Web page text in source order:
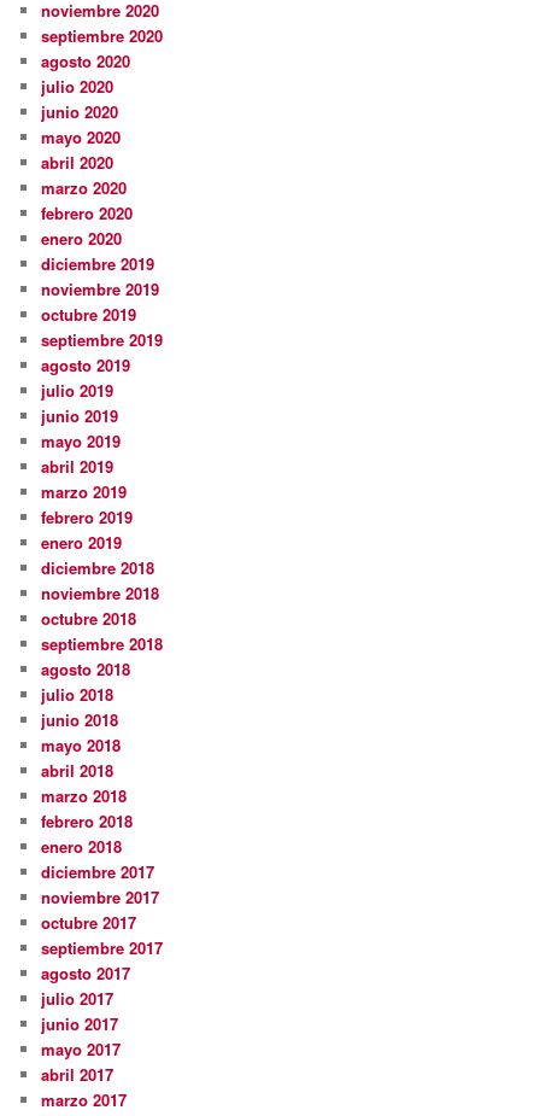
noviembre 2020
septiembre 2020
agosto 2020
julio 2020
junio 2020
mayo 2020
abril 2020
marzo 2020
febrero 2020
enero 2020
diciembre 2019
noviembre 2019
octubre 2019
septiembre 2019
agosto 2019
julio 2019
junio 2019
mayo 2019
abril 2019
marzo 2019
febrero 2019
enero 2019
diciembre 2018
noviembre 2018
octubre 2018
septiembre 2018
agosto 2018
julio 2018
junio 2018
mayo 2018
abril 2018
marzo 2018
febrero 2018
enero 2018
diciembre 2017
noviembre 2017
octubre 2017
septiembre 2017
agosto 2017
julio 2017
junio 2017
mayo 2017
abril 2017
marzo 2017